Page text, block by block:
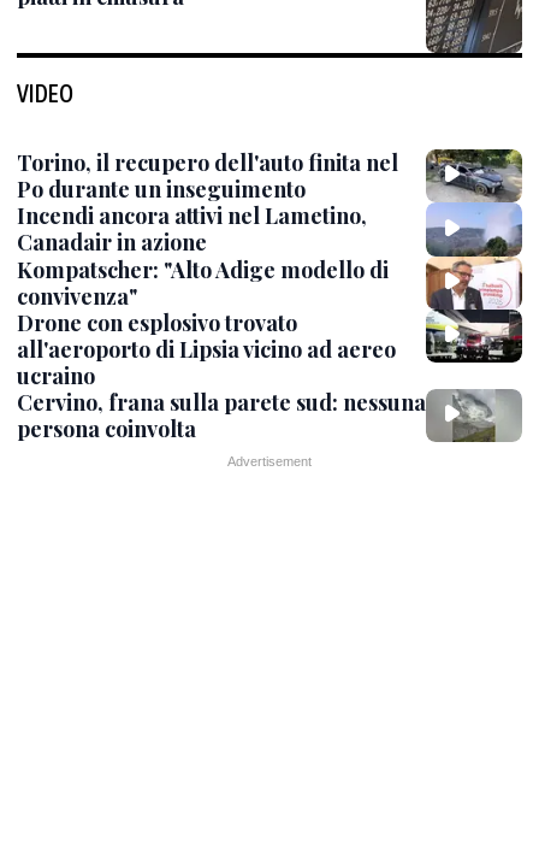
VIDEO
Torino, il recupero dell'auto finita nel
Po durante un inseguimento
Incendi ancora attivi nel Lametino,
Canadair in azione
Kompatscher: "Alto Adige modello di
convivenza"
Drone con esplosivo trovato
all'aeroporto di Lipsia vicino ad aereo
ucraino
Cervino, frana sulla parete sud: nessuna
persona coinvolta